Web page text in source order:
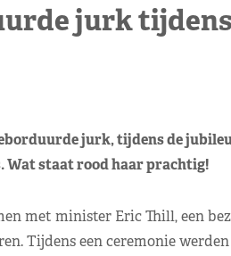
jurk tijdens
jurk, tijdens de
Wat staat rood haar prachtig!
met minister Eric Thill, een
Tijdens een ceremonie